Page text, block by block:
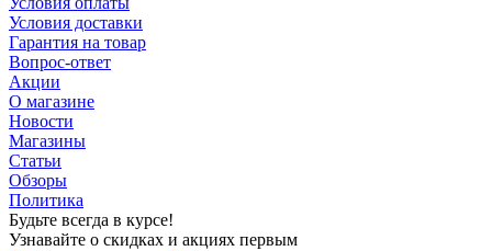
Условия доставки
Гарантия на товар
Вопрос-ответ
Акции
О магазине
Новости
Магазины
Статьи
Обзоры
Политика
Будьте всегда в курсе!
Узнавайте о скидках и акциях первым